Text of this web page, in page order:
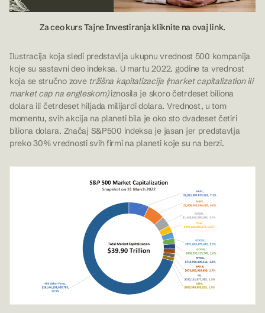
Za ceo kurs Tajne Investiranja kliknite na ovaj link.
Ilustracija koja sledi predstavlja ukupnu vrednost 500 kompanija
koje su sastavni deo indeksa. U martu 2022. godine ta vrednost
koja se stručno zove tržišna kapitalizacija (market capitalization ili
market cap na engleskom)iznosila je skoro četrdeset biliona
dolara ili četrdeset hiljada milijardi dolara. Vrednost, u tom
momentu, svih akcija na planeti bila je oko sto dvadeset četiri
biliona dolara. Značaj S&P500 indeksa je jasan jer predstavlja
preko 30% vrednosti svih firmi na planeti koje su na berzi.